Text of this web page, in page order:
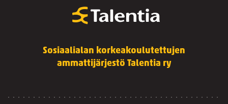
Sosiaalialan korkeakoulutettujen
ammattijärjestö Talentia ry